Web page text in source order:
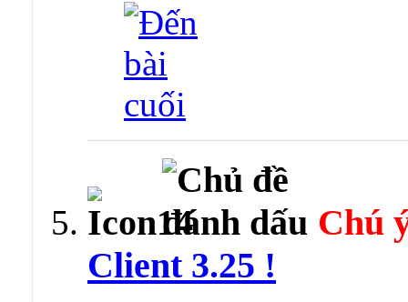
Chú
Client 3.25 !